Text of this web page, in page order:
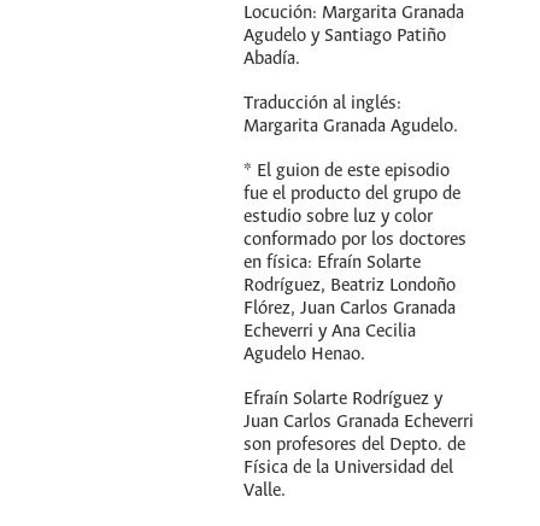
Locución: Margarita Granada
Agudelo y Santiago Patiño
Abadía.
Traducción al inglés:
Margarita Granada Agudelo.
* El guion de este episodio
fue el producto del grupo de
estudio sobre luz y color
conformado por los doctores
en física: Efraín Solarte
Rodríguez, Beatriz Londoño
Flórez, Juan Carlos Granada
Echeverri y Ana Cecilia
Agudelo Henao.
Efraín Solarte Rodríguez y
Juan Carlos Granada Echeverri
son profesores del Depto. de
Física de la Universidad del
Valle.